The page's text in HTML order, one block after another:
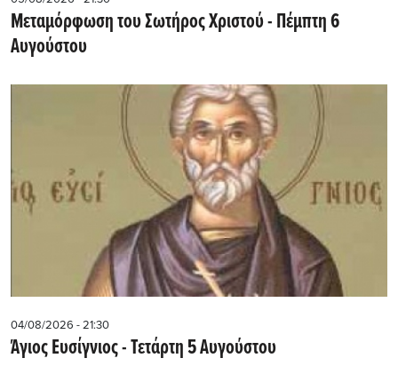
Μεταμόρφωση του Σωτήρος Χριστού - Πέμπτη 6
Αυγούστου
04/08/2026 - 21:30
Άγιος Ευσίγνιος - Τετάρτη 5 Αυγούστου